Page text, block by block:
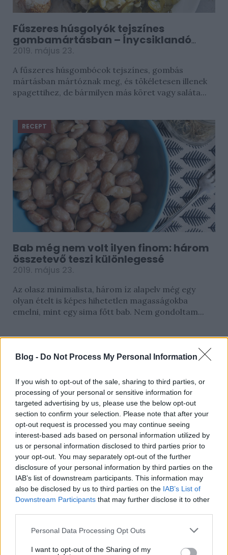
Blog - Do Not Process My Personal Information
If you wish to opt-out of the sale, sharing to third parties, or
processing of your personal or sensitive information for
targeted advertising by us, please use the below opt-out
section to confirm your selection. Please note that after your
opt-out request is processed you may continue seeing
interest-based ads based on personal information utilized by
us or personal information disclosed to third parties prior to
your opt-out. You may separately opt-out of the further
disclosure of your personal information by third parties on the
IAB’s list of downstream participants. This information may
also be disclosed by us to third parties on the IAB’s List of
Downstream Participants that may further disclose it to other
Please note that this website/app uses one or more Google
not limited to your visit or usage behaviour. You may click to
Personal Data Processing Opt Outs
I want to opt-out of the Sharing of my
Fűszeres húsgolyók tejszínes
gombamártásban – Ínycsiklandó
vacsora fél óra alatt
2019. május 23.
A fűszeres húsgombócok tejszínes, gombás
mártásban mártóznak meg, és tökéletesen illenek
spagettihez, de bármilyen más köret vagy saláta...
RECEPT
Bab még nem volt ilyen finom: három
összetevő teszi különlegessé
2019. május 23.
Az olasz minimalista, három íz alapelv még egy
olyan ételt is képes hihetetlen magasságokba
emelni, mint egy sima főtt bab. Nem gondoltam...
Ünnepi báránycsülök vörösborral -
Beleivódik a mézes, fűszeres pác
2019. április 15.
juhokat ekkor érdemes levágni. Bár egyre inkább...